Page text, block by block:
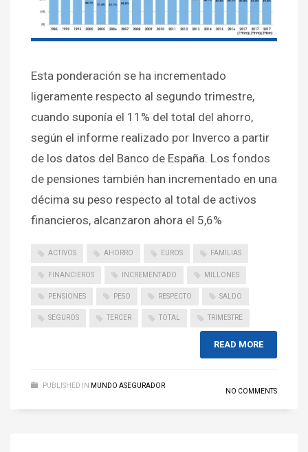
Esta ponderación se ha incrementado
ligeramente respecto al segundo trimestre,
cuando suponía el 11% del total del ahorro,
según el informe realizado por Inverco a partir
de los datos del Banco de España. Los fondos
de pensiones también han incrementado en una
décima su peso respecto al total de activos
financieros, alcanzaron ahora el 5,6%
ACTIVOS AHORRO EUROS FAMILIAS
FINANCIEROS INCREMENTADO MILLONES
PENSIONES PESO RESPECTO SALDO
SEGUROS TERCER TOTAL TRIMESTRE
READ MORE
PUBLISHED IN MUNDO ASEGURADOR
NO COMMENTS